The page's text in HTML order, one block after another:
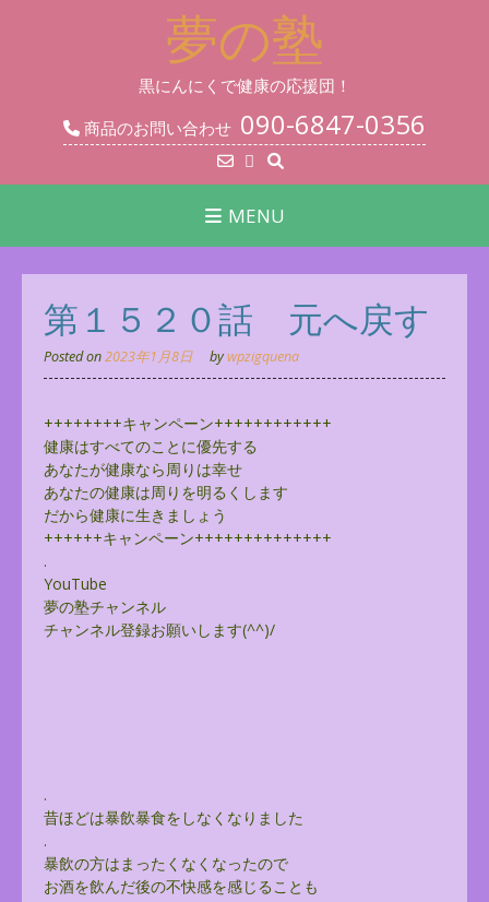
夢の塾
黒にんにくで健康の応援団！
商品のお問い合わせ 090-6847-0356
MENU
第１５２０話 元へ戻す
Posted on2023年1月8日 bywpzigquena
++++++++キャンペーン++++++++++++
健康はすべてのことに優先する
あなたが健康なら周りは幸せ
あなたの健康は周りを明るくします
だから健康に生きましょう
++++++キャンペーン++++++++++++++
.
YouTube
夢の塾チャンネル
チャンネル登録お願いします(^^)/
.
昔ほどは暴飲暴食をしなくなりました
.
暴飲の方はまったくなくなったので
お酒を飲んだ後の不快感を感じることも